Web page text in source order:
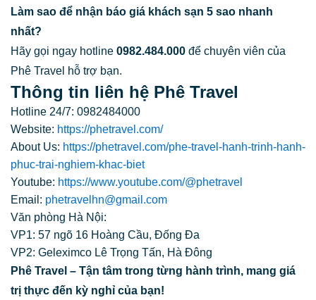
Làm sao để nhận báo giá khách sạn 5 sao nhanh
nhất?
Hãy gọi ngay hotline 0982.484.000 để chuyên viên của
Phê Travel hỗ trợ bạn.
Thông tin liên hệ Phê Travel
Hotline 24/7: 0982484000
Website: https://phetravel.com/
About Us: https://phetravel.com/phe-travel-hanh-trinh-hanh-
phuc-trai-nghiem-khac-biet
Youtube: https://www.youtube.com/@phetravel
Email: phetravelhn@gmail.com
Văn phòng Hà Nội:
VP1: 57 ngõ 16 Hoàng Cầu, Đống Đa
VP2: Geleximco Lê Trọng Tấn, Hà Đông
Phê Travel – Tận tâm trong từng hành trình, mang giá
trị thực đến kỳ nghỉ của bạn!